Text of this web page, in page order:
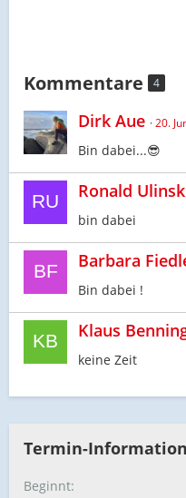
Kommentare 4
Dirk Aue 20.
Bin dabei...😎
Ronald
bin dabei
Barbara
Bin dabei !
Klaus
keine Zeit
Termin-
Beginnt